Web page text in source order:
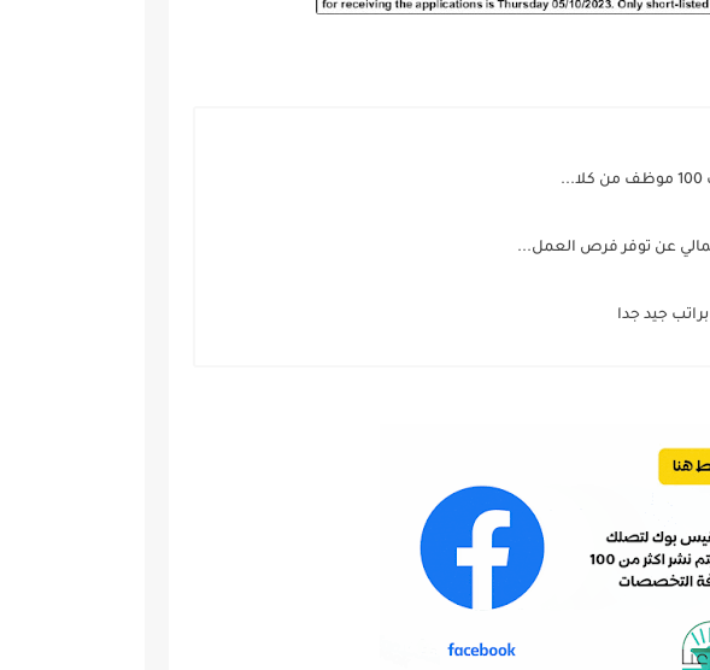
عن توفر فرص العمل...
جيد جدا